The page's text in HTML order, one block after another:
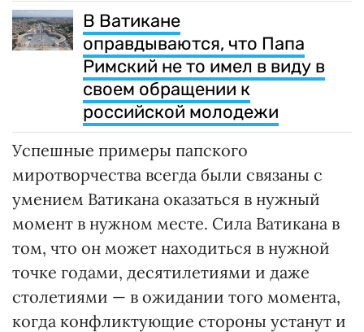
В Ватикане
оправдываются, что Папа
Римский не то имел в виду в
своем обращении к
российской молодежи
Успешные примеры папского
миротворчества всегда были связаны с
умением Ватикана оказаться в нужный
момент в нужном месте. Сила Ватикана в
том, что он может находиться в нужной
точке годами, десятилетиями и даже
столетиями — в ожидании того момента,
когда конфликтующие стороны устанут и